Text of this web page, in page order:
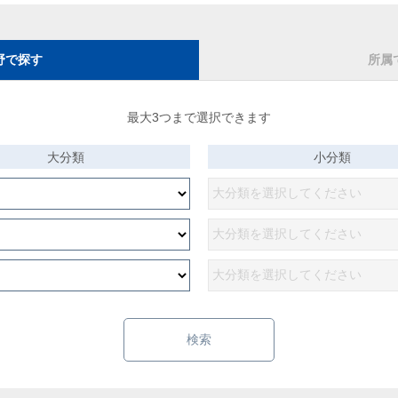
で探す 所属
最大3つまで選択できます
大分類 小分類
検索